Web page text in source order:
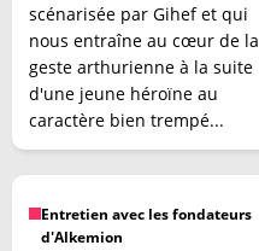
scénarisée par Gihef et qui
nous entraîne au cœur de la
geste arthurienne à la suite
d'une jeune héroïne au
caractère bien trempé...
Entretien avec les fondateurs
d'Alkemion